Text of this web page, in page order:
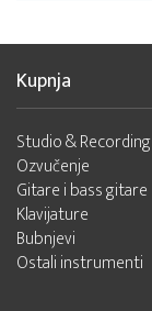
Kupnja
Studio & Recording
Ozvučenje
Gitare i bass gitare
Klavijature
Bubnjevi
Ostali instrumenti